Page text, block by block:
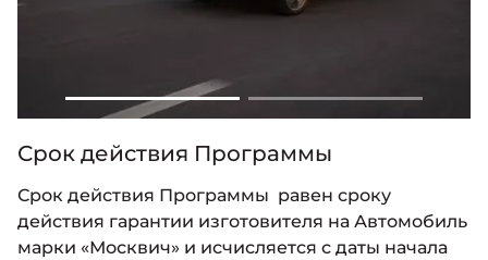
Срок действия Программы
Срок действия Программы равен сроку
действия гарантии изготовителя на Автомобиль
марки «Москвич» и исчисляется с даты начала